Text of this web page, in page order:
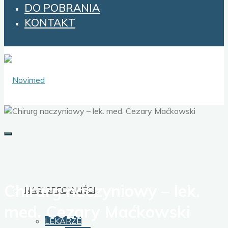
DO POBRANIA
KONTAKT
NASI SPECJALIŚCI
LEKARZE
Chirurg naczyniowy – lek.
med. Cezary Maćkowski